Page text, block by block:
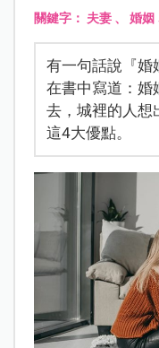
關鍵字： 夫妻、 婚姻
有一句話說『婚
在書中寫道：婚
去，城裡的人想
這4大優點。